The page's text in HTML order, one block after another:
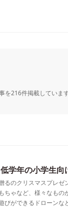
216件掲載していま
低学年の小学生
るのクリスマスプレ
ちゃなど、様々なも
びができるドローンな